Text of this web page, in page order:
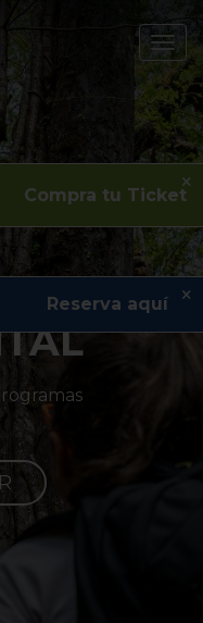
Compra tu Ticket
Reserva aquí
Lleva la magia
y aporta a